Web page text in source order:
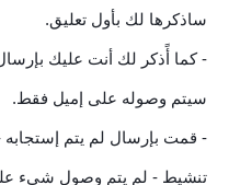
ساذكرها لك بأول تعليق.
- كما أًذكر لك أنت عليك
سيتم وصوله على إميل فقط.
- قمت بإرسال لم يتم
تنشيط - لم يتم وصول شيء